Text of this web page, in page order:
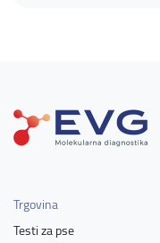
Trgovina
Testi za pse